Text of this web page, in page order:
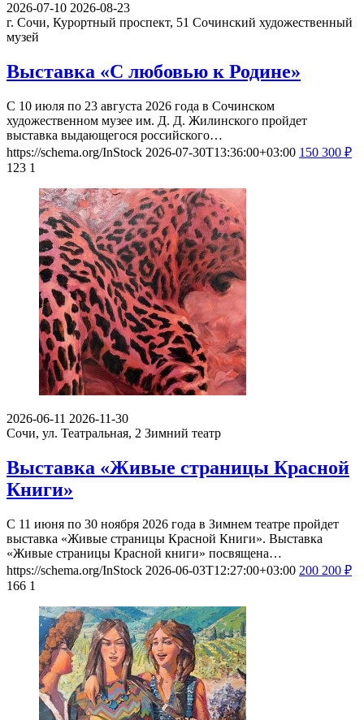
2026-07-10 2026-08-23
г. Сочи, Курортный проспект, 51 Сочинский художественный
музей
Выставка «С любовью к Родине»
С 10 июля по 23 августа 2026 года в Сочинском
художественном музее им. Д. Д. Жилинского пройдет
выставка выдающегося российского…
https://schema.org/InStock 2026-07-30T13:36:00+03:00 150 300 ₽
123 1
2026-06-11 2026-11-30
Сочи, ул. Театральная, 2 Зимний театр
Выставка «Живые страницы Красной
Книги»
С 11 июня по 30 ноября 2026 года в Зимнем театре пройдет
выставка «Живые страницы Красной Книги». Выставка
«Живые страницы Красной книги» посвящена…
https://schema.org/InStock 2026-06-03T12:27:00+03:00 200 200 ₽
166 1